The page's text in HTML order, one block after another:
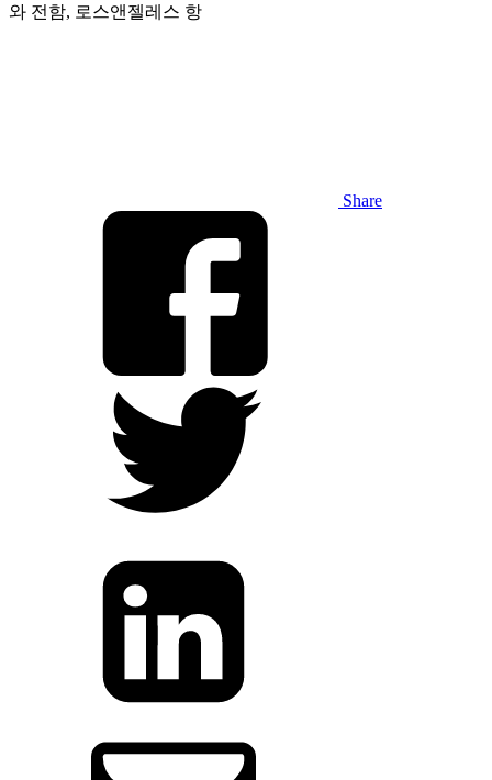
와 전함, 로스앤젤레스 항
Share